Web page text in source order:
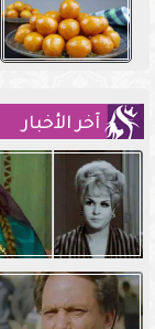
آخر الأخبار